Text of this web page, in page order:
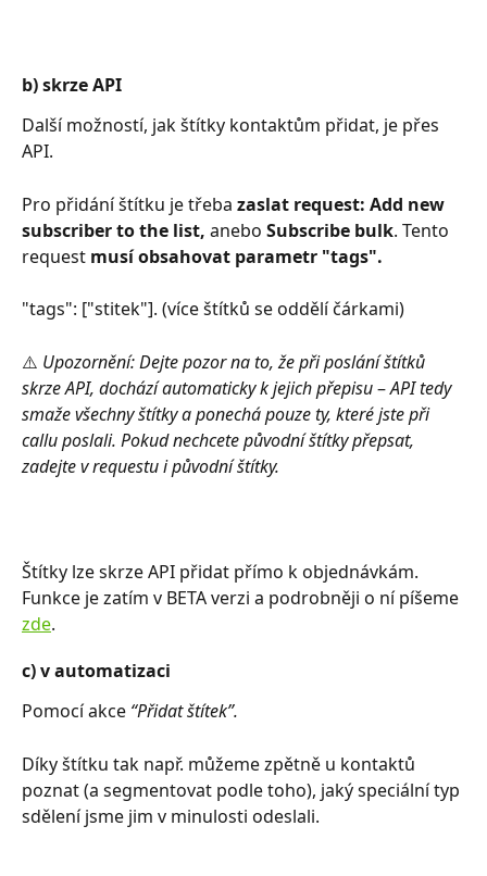
b) skrze API
Další možností, jak štítky kontaktům přidat, je přes
API.
Pro přidání štítku je třeba zaslat request: Add new
subscriber to the list, anebo Subscribe bulk. Tento
request musí obsahovat parametr "tags".
"tags": ["stitek"]. (více štítků se oddělí čárkami)
⚠️ Upozornění: Dejte pozor na to, že při poslání štítků
skrze API, dochází automaticky k jejich přepisu –⁠⁠⁠⁠⁠⁠ API tedy
smaže všechny štítky a ponechá pouze ty, které jste při
callu poslali. Pokud nechcete původní štítky přepsat,
zadejte v requestu i původní štítky.
Štítky lze skrze API přidat přímo k objednávkám.
Funkce je zatím v BETA verzi a podrobněji o ní píšeme
zde.
c) v automatizaci
Pomocí akce “Přidat štítek”.
Díky štítku tak např. můžeme zpětně u kontaktů
poznat (a segmentovat podle toho), jaký speciální typ
sdělení jsme jim v minulosti odeslali.